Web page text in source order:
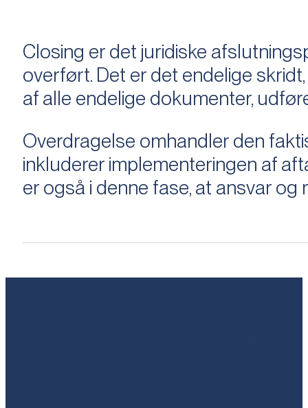
Closing er det juridiske
overført. Det er det endelige
af alle endelige dokumenter,
Overdragelse omhandler den
inkluderer implementeringen af
er også i denne fase, at ansvar